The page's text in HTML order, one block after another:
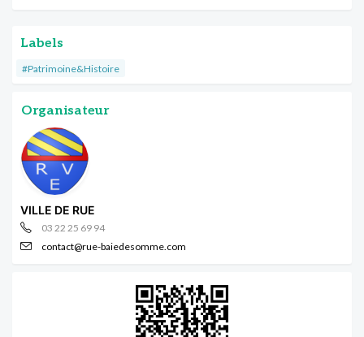
Labels
#Patrimoine&Histoire
Organisateur
VILLE DE RUE
03 22 25 69 94
contact@rue-baiedesomme.com